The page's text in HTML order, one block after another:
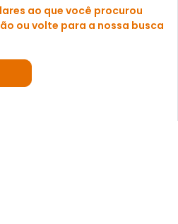
ao que você procurou
ou volte para a nossa busca